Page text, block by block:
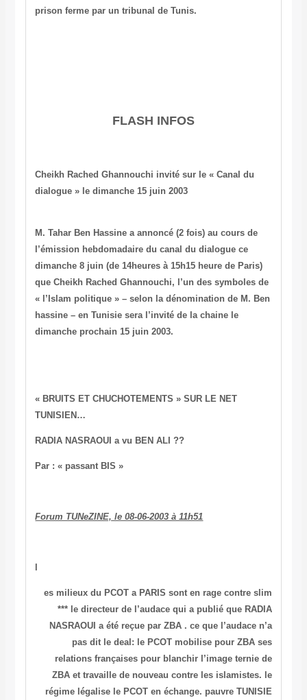
prison ferme par un tribunal de Tunis.
FLASH INFOS
Cheikh Rached Ghannouchi invité sur le « Canal du
dialogue » le dimanche 15 juin 2003
M. Tahar Ben Hassine a annoncé (2 fois) au cours de
l’émission hebdomadaire du canal du dialogue ce
dimanche 8 juin (de 14heures à 15h15 heure de Paris)
que Cheikh Rached Ghannouchi, l’un des symboles de
« l’Islam politique » – selon la dénomination de M. Ben
hassine – en Tunisie sera l’invité de la chaine le
dimanche prochain 15 juin 2003.
« BRUITS ET CHUCHOTEMENTS » SUR LE NET
TUNISIEN…
RADIA NASRAOUI a vu BEN ALI ??
Par : « passant BIS »
Forum TUNeZINE, le 08-06-2003 à 11h51
es milieux du PCOT a PARIS sont en rage contre slim
*** le directeur de l’audace qui a publié que RADIA
NASRAOUI a été reçue par ZBA . ce que l’audace n’a
pas dit le deal: le PCOT mobilise pour ZBA ses
relations françaises pour blanchir l’image ternie de
ZBA et travaille de nouveau contre les islamistes. le
régime légalise le PCOT en échange. pauvre TUNISIE